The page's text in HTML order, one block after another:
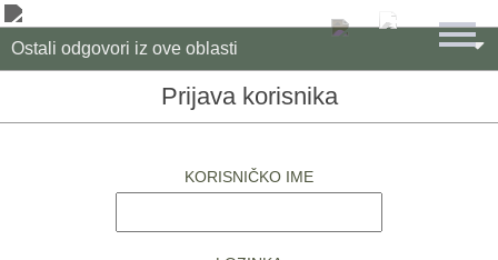
Ostali odgovori iz ove oblasti 
Prijava korisnika
KORISNIČKO IME